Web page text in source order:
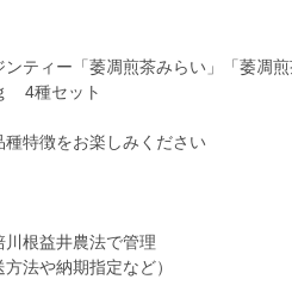
ティー「萎凋煎茶みらい」「萎凋
4種セット
特徴をお楽しみください
根益井農法で管理
法や納期指定など）